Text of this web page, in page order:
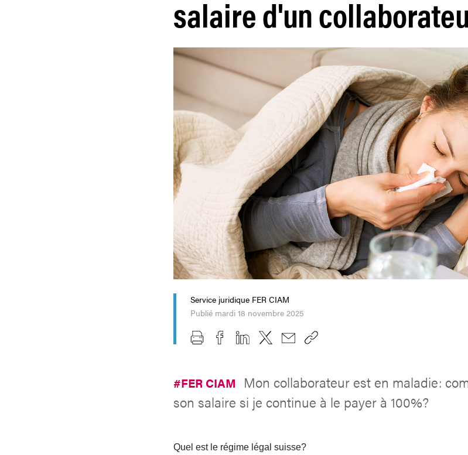
salaire d'un
Service juridique FER CIAM
Publié mardi 18 novembre 2025
#FER CIAM Mon collaborateur est en maladie:
son salaire si je continue à le payer à 100%?
Quel est le régime légal suisse?